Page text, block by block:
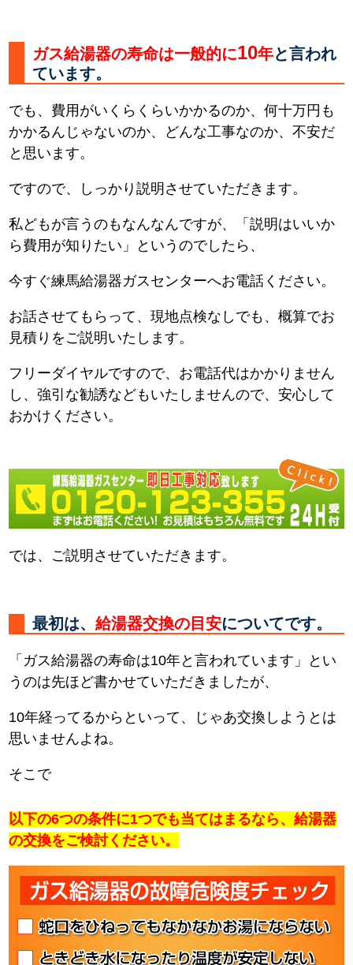
ガス給湯器の寿命は一般的に10年と言われ
ています。
でも、費用がいくらくらいかかるのか、何十万円も
かかるんじゃないのか、どんな工事なのか、不安だ
と思います。
ですので、しっかり説明させていただきます。
私どもが言うのもなんなんですが、「説明はいいか
ら費用が知りたい」というのでしたら、
今すぐ練馬給湯器ガスセンターへお電話ください。
お話させてもらって、現地点検なしでも、概算でお
見積りをご説明いたします。
フリーダイヤルですので、お電話代はかかりません
し、強引な勧誘などもいたしませんので、安心して
おかけください。
では、ご説明させていただきます。
最初は、給湯器交換の目安についてです。
「ガス給湯器の寿命は10年と言われています」とい
うのは先ほど書かせていただきましたが、
10年経ってるからといって、じゃあ交換しようとは
思いませんよね。
そこで
以下の6つの条件に1つでも当てはまるなら、給湯器
の交換をご検討ください。